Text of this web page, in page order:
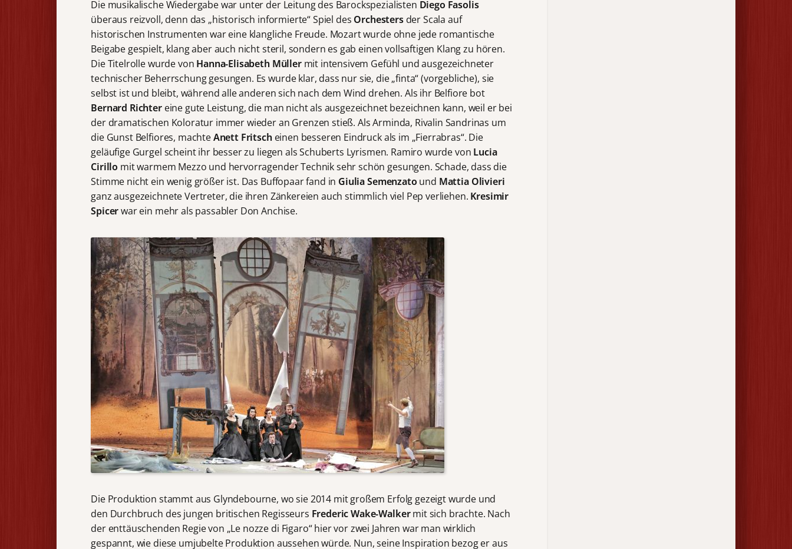
Die musikalische Wiedergabe war unter der Leitung des Barockspezialisten Diego Fasolis
überaus reizvoll, denn das „historisch informierte“ Spiel des Orchestersder Scala auf
historischen Instrumenten war eine klangliche Freude. Mozart wurde ohne jede romantische
Beigabe gespielt, klang aber auch nicht steril, sondern es gab einen vollsaftigen Klang zu hören.
Die Titelrolle wurde von Hanna-Elisabeth Müller mit intensivem Gefühl und ausgezeichneter
technischer Beherrschung gesungen. Es wurde klar, dass nur sie, die „finta“ (vorgebliche), sie
selbst ist und bleibt, während alle anderen sich nach dem Wind drehen. Als ihr Belfiore bot
Bernard Richter eine gute Leistung, die man nicht als ausgezeichnet bezeichnen kann, weil er bei
der dramatischen Koloratur immer wieder an Grenzen stieß. Als Arminda, Rivalin Sandrinas um
die Gunst Belfiores, machteAnett Fritsch einen besseren Eindruck als im „Fierrabras“. Die
geläufige Gurgel scheint ihr besser zu liegen als Schuberts Lyrismen. Ramiro wurde von Lucia
Cirillo mit warmem Mezzo und hervorragender Technik sehr schön gesungen. Schade, dass die
Stimme nicht ein wenig größer ist. Das Buffopaar fand in Giulia Semenzato und Mattia Olivieri
ganz ausgezeichnete Vertreter, die ihren Zänkereien auch stimmlich viel Pep verliehen. Kresimir
Spicerwar ein mehr als passabler Don Anchise.
Die Produktion stammt aus Glyndebourne, wo sie 2014 mit großem Erfolg gezeigt wurde und
den Durchbruch des jungen britischen Regisseurs Frederic Wake-Walkermit sich brachte. Nach
der enttäuschenden Regie von „Le nozze di Figaro“ hier vor zwei Jahren war man wirklich
gespannt, wie diese umjubelte Produktion aussehen würde. Nun, seine Inspiration bezog er aus